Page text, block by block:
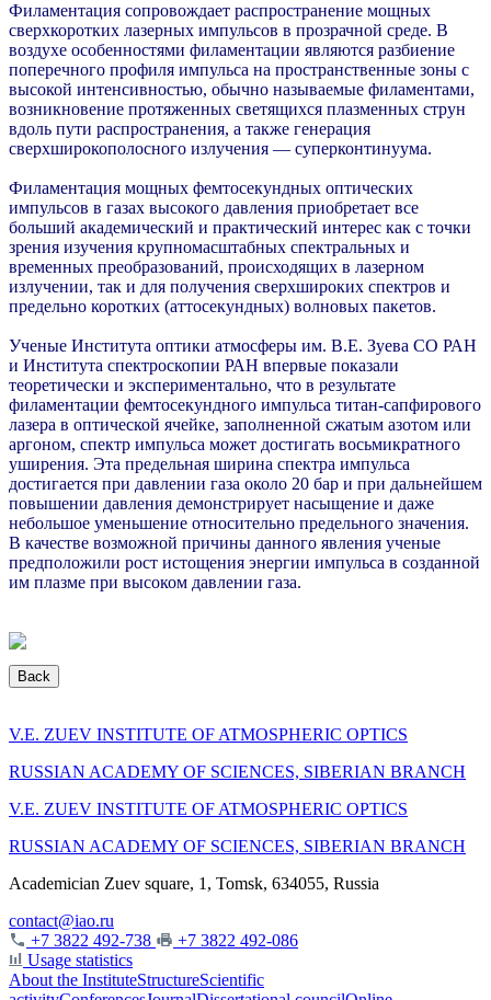
Филаментация сопровождает распространение мощных
сверхкоротких лазерных импульсов в прозрачной среде. В
воздухе особенностями филаментации являются разбиение
поперечного профиля импульса на пространственные зоны с
высокой интенсивностью, обычно называемые филаментами,
возникновение протяженных светящихся плазменных струн
вдоль пути распространения, а также генерация
сверхширокополосного излучения — суперконтинуума.
Филаментация мощных фемтосекундных оптических
импульсов в газах высокого давления приобретает все
больший академический и практический интерес как с точки
зрения изучения крупномасштабных спектральных и
временных преобразований, происходящих в лазерном
излучении, так и для получения сверхшироких спектров и
предельно коротких (аттосекундных) волновых пакетов.
Ученые Института оптики атмосферы им. В.Е. Зуева СО РАН
и Института спектроскопии РАН впервые показали
теоретически и экспериментально, что в результате
филаментации фемтосекундного импульса титан-сапфирового
лазера в оптической ячейке, заполненной сжатым азотом или
аргоном, спектр импульса может достигать восьмикратного
уширения. Эта предельная ширина спектра импульса
достигается при давлении газа около 20 бар и при дальнейшем
повышении давления демонстрирует насыщение и даже
небольшое уменьшение относительно предельного значения.
В качестве возможной причины данного явления ученые
предположили рост истощения энергии импульса в созданной
им плазме при высоком давлении газа.
Back
V.E. ZUEV INSTITUTE OF ATMOSPHERIC OPTICS
RUSSIAN ACADEMY OF SCIENCES, SIBERIAN BRANCH
V.E. ZUEV INSTITUTE OF ATMOSPHERIC OPTICS
RUSSIAN ACADEMY OF SCIENCES, SIBERIAN BRANCH
Academician Zuev square, 1, Tomsk, 634055, Russia
contact@iao.ru
+7 3822 492-738
+7 3822 492-086
Usage statistics
About the InstituteStructureScientific